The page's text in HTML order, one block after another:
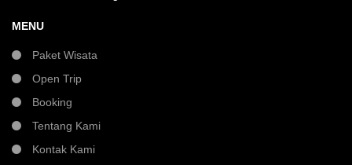
MENU
Paket Wisata
Open Trip
Booking
Tentang Kami
Kontak Kami